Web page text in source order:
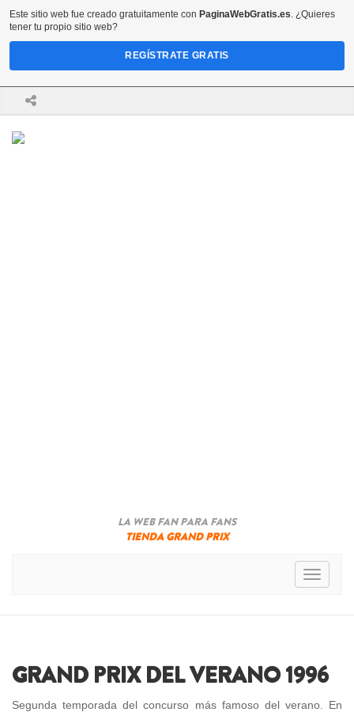
LA WEB FAN PARA FANS
TIENDA GRAND PRIX
Toggle
GRAND PRIX DEL VERANO 1996
Segunda temporada del concurso más famoso del verano. En
Este sitio web fue creado gratuitamente con PaginaWebGratis.es. ¿Quieres
tener tu propio sitio web?
REGÍSTRATE GRATIS